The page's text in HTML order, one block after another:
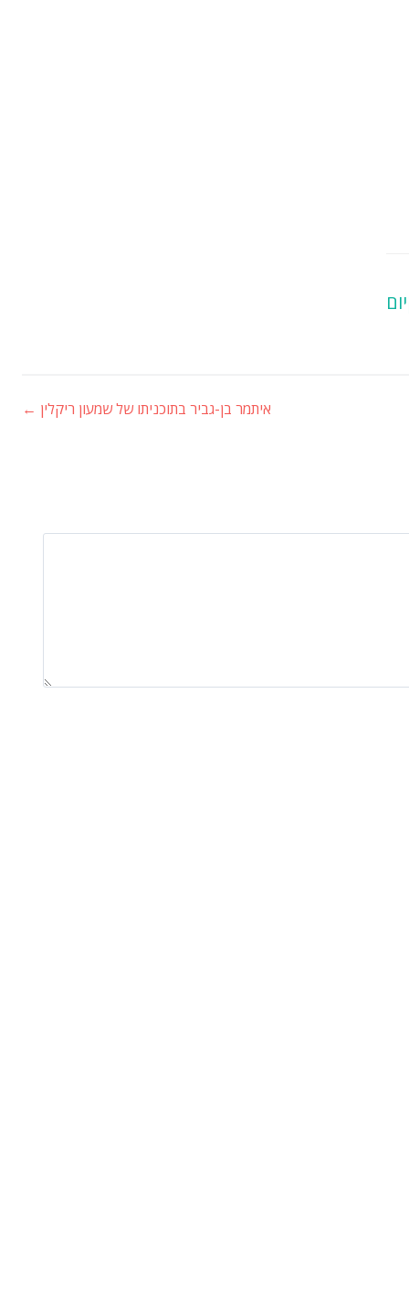
איתמר בן-גביר בתוכניתו של שמעון ריקלין ←